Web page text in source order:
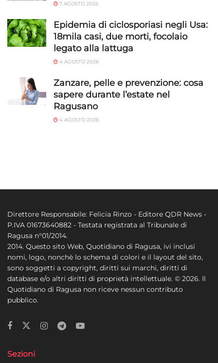
7 AGOSTO 2026
Epidemia di ciclosporiasi negli Usa:
18mila casi, due morti, focolaio
legato alla lattuga
4 AGOSTO 2026
Zanzare, pelle e prevenzione: cosa
sapere durante l’estate nel
Ragusano
4 AGOSTO 2026
Direttore Responsabile: Felicia Rinzo - Editore QDR News -
P.IVA 01673640882 - Testata registrata al Tribunale di
Ragusa n°01/2014.
2014. Questo sito Web, Quotidiano di Ragusa, ivi inclusi
nomi, logo, nonchè lo schema di colori e il layout del sito,
sono soggetti a copyright, diritti sui marchi, diritti di
database e/o altri diritti di proprietà intellettuale. © 2026. Il
Quotidiano di Ragusa non riceve nessun contributo
pubblico.
Sezioni